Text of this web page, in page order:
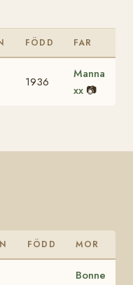
FÖDD FAR
1936
Manna
xx 📷
FÖDD MOR
Bonne